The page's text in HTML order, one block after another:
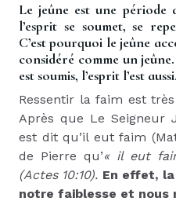
Le jeûne est une période
l’esprit se soumet, se
C’est pourquoi le jeûne
considéré comme un
est soumis, l’esprit l’est aussi.
Ressentir la faim est
Après que Le Seigneur
est dit qu’il eut faim
de Pierre qu’« il eut
(Actes 10:10). En effet,
notre faiblesse et nous